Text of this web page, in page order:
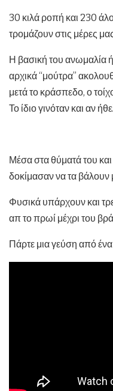
30 κιλά ροπή και 230
τρομάζουν στις μέρες
Η βασική του ανωμαλία
αρχικά “μούτρα”
μετά το κράσπεδο, ο
Το ίδιο γινόταν και αν
Μέσα στα θύματά του
δοκίμασαν να τα βάλουν
Φυσικά υπάρχουν και
απ το πρωί μέχρι του
Πάρτε μια γεύση από